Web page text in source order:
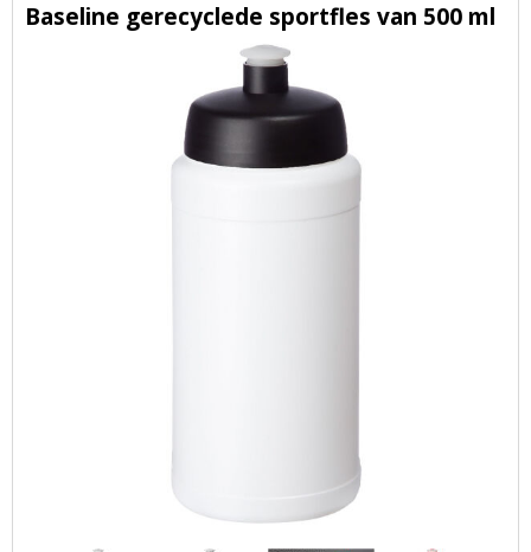
Baseline gerecyclede sportfles van 500 ml